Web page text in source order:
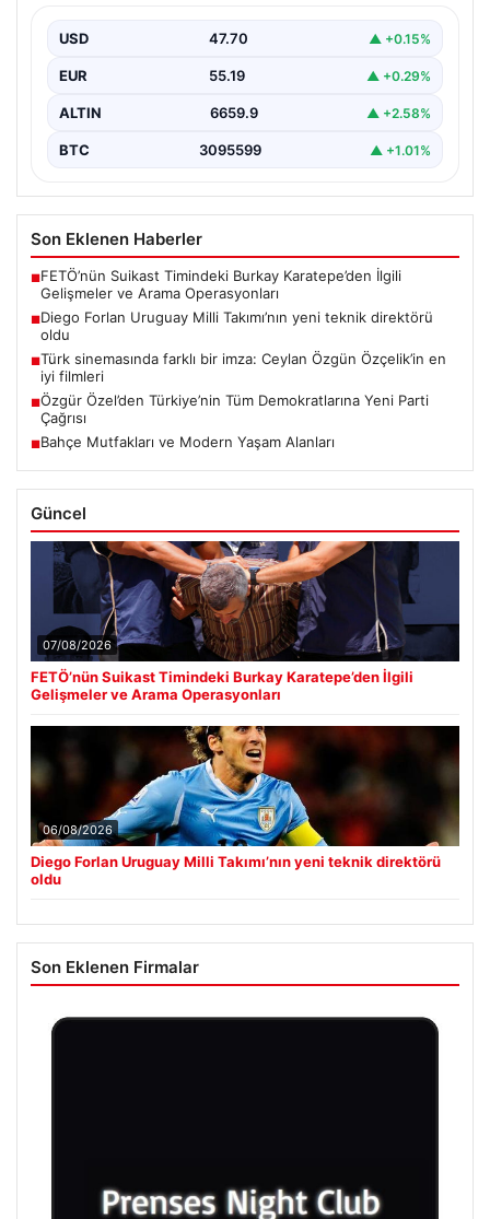
USD 47.70 ▲ +0.15%
EUR 55.19 ▲ +0.29%
ALTIN 6659.9 ▲ +2.58%
BTC 3095599 ▲ +1.01%
Son Eklenen Haberler
■FETÖ’nün Suikast Timindeki Burkay Karatepe’den İlgili
Gelişmeler ve Arama Operasyonları
■Diego Forlan Uruguay Milli Takımı’nın yeni teknik direktörü
oldu
■Türk sinemasında farklı bir imza: Ceylan Özgün Özçelik’in en
iyi filmleri
■Özgür Özel’den Türkiye’nin Tüm Demokratlarına Yeni Parti
Çağrısı
■Bahçe Mutfakları ve Modern Yaşam Alanları
Güncel
07/08/2026
FETÖ’nün Suikast Timindeki Burkay Karatepe’den İlgili
Gelişmeler ve Arama Operasyonları
06/08/2026
Diego Forlan Uruguay Milli Takımı’nın yeni teknik direktörü
oldu
Son Eklenen Firmalar